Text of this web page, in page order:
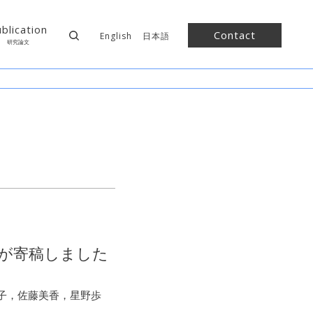
研究論文
English 日本語 Contact
寄稿しました
，佐藤美香，星野歩